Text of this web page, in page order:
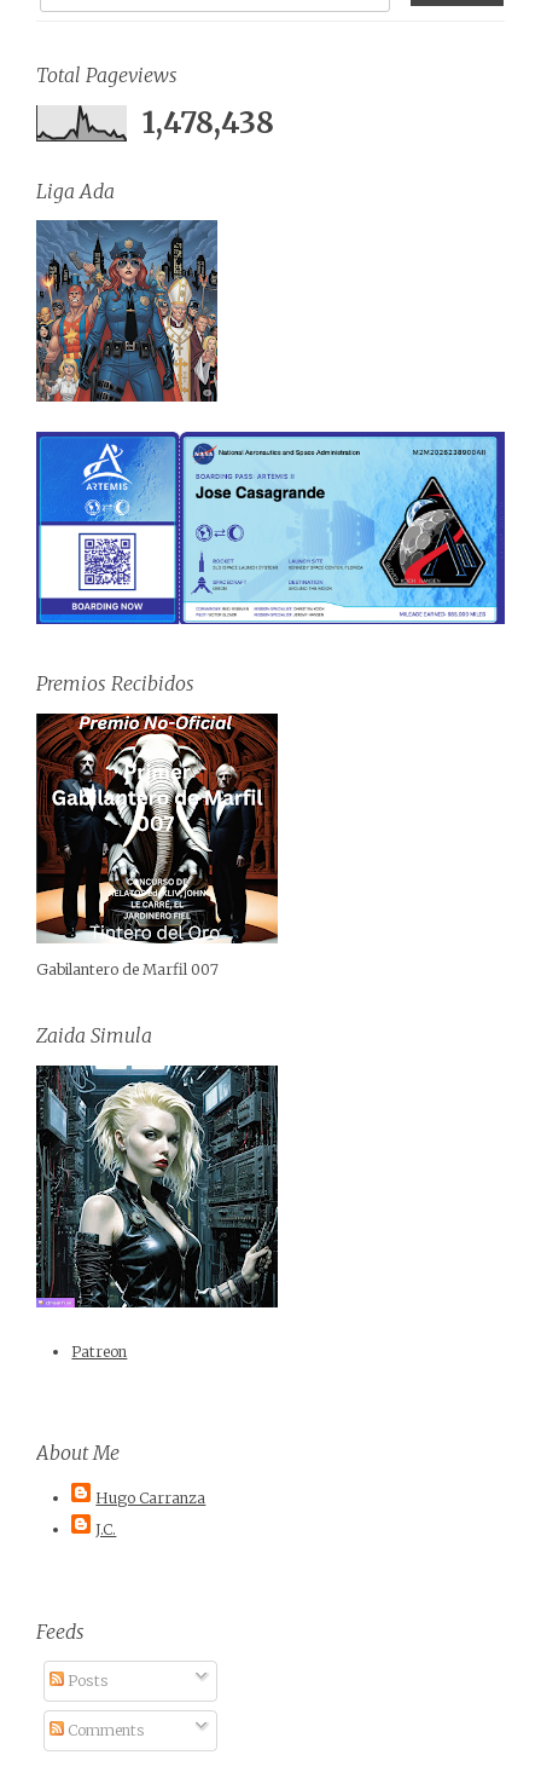
Total Pageviews
1,478,438
Liga Ada
Premios Recibidos
Gabilantero de Marfil 007
Zaida Simula
Patreon
About Me
Hugo Carranza
J.C.
Feeds
Posts
Comments